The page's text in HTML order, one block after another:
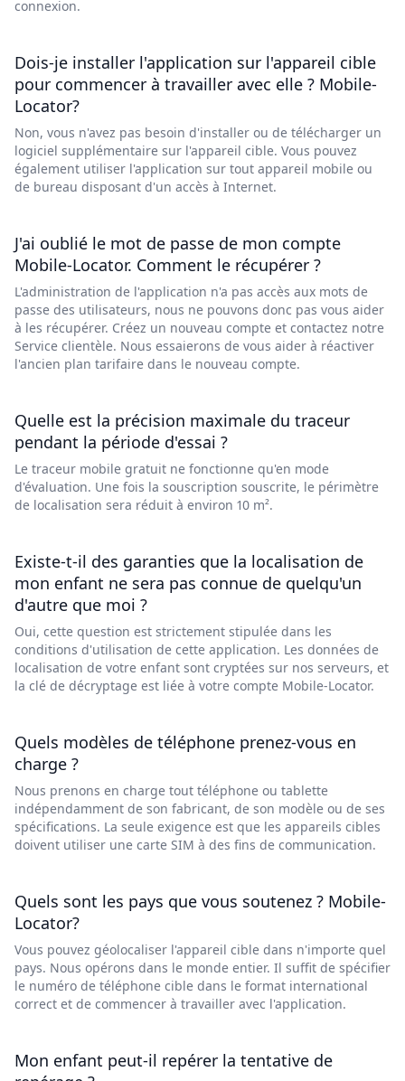
connexion.
Dois-je installer l'application sur l'appareil cible
pour commencer à travailler avec elle ? Mobile-
Locator?
Non, vous n'avez pas besoin d'installer ou de télécharger un
logiciel supplémentaire sur l'appareil cible. Vous pouvez
également utiliser l'application sur tout appareil mobile ou
de bureau disposant d'un accès à Internet.
J'ai oublié le mot de passe de mon compte
Mobile-Locator. Comment le récupérer ?
L'administration de l'application n'a pas accès aux mots de
passe des utilisateurs, nous ne pouvons donc pas vous aider
à les récupérer. Créez un nouveau compte et contactez notre
Service clientèle. Nous essaierons de vous aider à réactiver
l'ancien plan tarifaire dans le nouveau compte.
Quelle est la précision maximale du traceur
pendant la période d'essai ?
Le traceur mobile gratuit ne fonctionne qu'en mode
d'évaluation. Une fois la souscription souscrite, le périmètre
de localisation sera réduit à environ 10 m².
Existe-t-il des garanties que la localisation de
mon enfant ne sera pas connue de quelqu'un
d'autre que moi ?
Oui, cette question est strictement stipulée dans les
conditions d'utilisation de cette application. Les données de
localisation de votre enfant sont cryptées sur nos serveurs, et
la clé de décryptage est liée à votre compte Mobile-Locator.
Quels modèles de téléphone prenez-vous en
charge ?
Nous prenons en charge tout téléphone ou tablette
indépendamment de son fabricant, de son modèle ou de ses
spécifications. La seule exigence est que les appareils cibles
doivent utiliser une carte SIM à des fins de communication.
Quels sont les pays que vous soutenez ? Mobile-
Locator?
Vous pouvez géolocaliser l'appareil cible dans n'importe quel
pays. Nous opérons dans le monde entier. Il suffit de spécifier
le numéro de téléphone cible dans le format international
correct et de commencer à travailler avec l'application.
Mon enfant peut-il repérer la tentative de